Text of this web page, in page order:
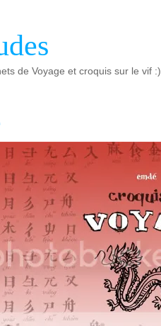
de Voyage et croquis sur le vif :)